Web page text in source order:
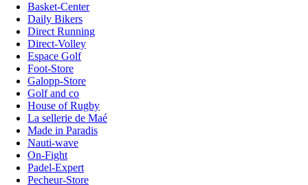
Basket-Center
Daily Bikers
Direct Running
Direct-Volley
Espace Golf
Foot-Store
Galopp-Store
Golf and co
House of Rugby
La sellerie de Maé
Made in Paradis
Nauti-wave
On-Fight
Padel-Expert
Pecheur-Store